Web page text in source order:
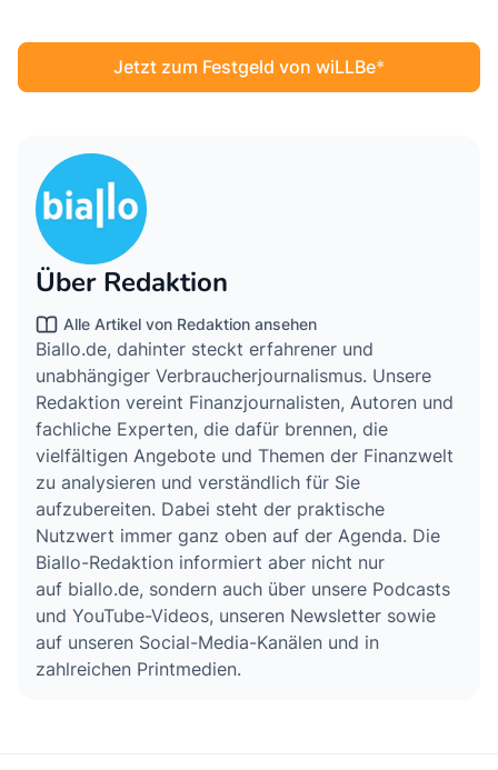
Jetzt zum Festgeld von wiLLBe
Über Redaktion
Alle Artikel von Redaktion ansehen
Biallo.de, dahinter steckt erfahrener und
unabhängiger Verbraucherjournalismus. Unsere
Redaktion vereint Finanzjournalisten, Autoren und
fachliche Experten, die dafür brennen, die
vielfältigen Angebote und Themen der Finanzwelt
zu analysieren und verständlich für Sie
aufzubereiten. Dabei steht der praktische
Nutzwert immer ganz oben auf der Agenda. Die
Biallo-Redaktion informiert aber nicht nur
auf biallo.de, sondern auch über unsere Podcasts
und YouTube-Videos, unseren Newsletter sowie
auf unseren Social-Media-Kanälen und in
zahlreichen Printmedien.